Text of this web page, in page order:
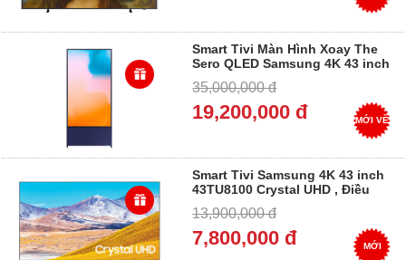
Smart Tivi Màn Hình Xoay The
Sero QLED Samsung 4K 43 inch
(43ls05b)
35,000,000 đ
19,200,000 đ MỚI VỀ
Smart Tivi Samsung 4K 43 inch
43TU8100 Crystal UHD , Điều
13,900,000 đ
7,800,000 đ MỚI